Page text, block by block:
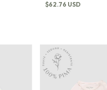
$62.76 USD